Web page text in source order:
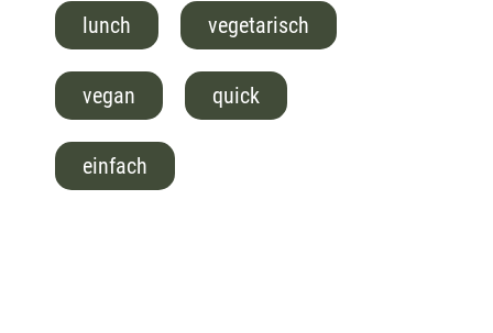
lunch vegetarisch
vegan quick
einfach